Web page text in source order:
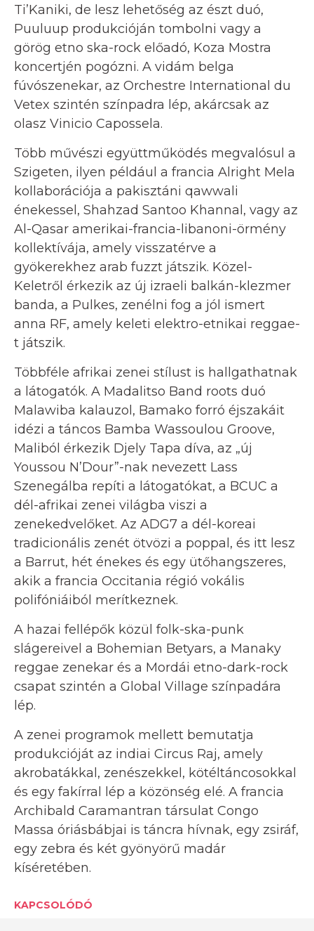
Ti’Kaniki, de lesz lehetőség az észt duó,
Puuluup produkcióján tombolni vagy a
görög etno ska-rock előadó, Koza Mostra
koncertjén pogózni. A vidám belga
fúvószenekar, az Orchestre International du
Vetex szintén színpadra lép, akárcsak az
olasz Vinicio Capossela.
Több művészi együttműködés megvalósul a
Szigeten, ilyen például a francia Alright Mela
kollaborációja a pakisztáni qawwali
énekessel, Shahzad Santoo Khannal, vagy az
Al-Qasar amerikai-francia-libanoni-örmény
kollektívája, amely visszatérve a
gyökerekhez arab fuzzt játszik. Közel-
Keletről érkezik az új izraeli balkán-klezmer
banda, a Pulkes, zenélni fog a jól ismert
anna RF, amely keleti elektro-etnikai reggae-
t játszik.
Többféle afrikai zenei stílust is hallgathatnak
a látogatók. A Madalitso Band roots duó
Malawiba kalauzol, Bamako forró éjszakáit
idézi a táncos Bamba Wassoulou Groove,
Maliból érkezik Djely Tapa díva, az „új
Youssou N’Dour”-nak nevezett Lass
Szenegálba repíti a látogatókat, a BCUC a
dél-afrikai zenei világba viszi a
zenekedvelőket. Az ADG7 a dél-koreai
tradicionális zenét ötvözi a poppal, és itt lesz
a Barrut, hét énekes és egy ütőhangszeres,
akik a francia Occitania régió vokális
polifóniáiból merítkeznek.
A hazai fellépők közül folk-ska-punk
slágereivel a Bohemian Betyars, a Manaky
reggae zenekar és a Mordái etno-dark-rock
csapat szintén a Global Village színpadára
lép.
A zenei programok mellett bemutatja
produkcióját az indiai Circus Raj, amely
akrobatákkal, zenészekkel, kötéltáncosokkal
és egy fakírral lép a közönség elé. A francia
Archibald Caramantran társulat Congo
Massa óriásbábjai is táncra hívnak, egy zsiráf,
egy zebra és két gyönyörű madár
kíséretében.
KAPCSOLÓDÓ